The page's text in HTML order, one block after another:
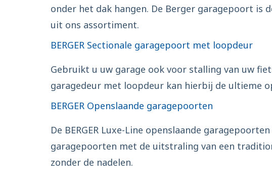
onder het dak hangen. De Berger garagepoort is
uit ons assortiment.
BERGER Sectionale garagepoort met loopdeur
Gebruikt u uw garage ook voor stalling van uw
garagedeur met loopdeur kan hierbij de ultieme
BERGER Openslaande garagepoorten
De BERGER Luxe-Line openslaande
garagepoorten met de uitstraling van een
zonder de nadelen.